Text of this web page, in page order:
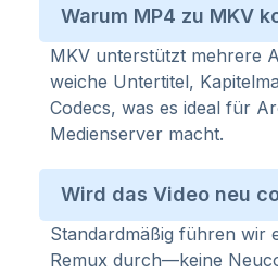
Warum MP4 zu MKV
MKV unterstützt mehrere
weiche Untertitel,
Codecs, was es ideal für
Medienserver macht.
Wird das Video neu
Standardmäßig führen wir
Remux durch—keine